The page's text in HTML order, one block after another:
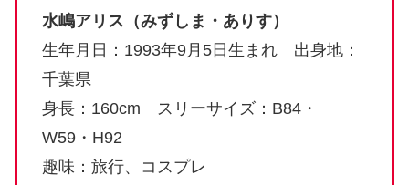
水嶋アリス（みずしま・ありす）
生年月日：1993年9月5日生まれ 出身地：
千葉県
身長：160cm スリーサイズ：B84・
W59・H92
趣味：旅行、コスプレ